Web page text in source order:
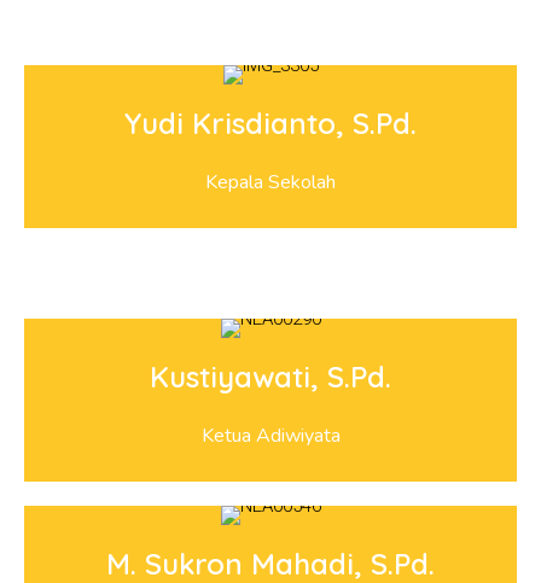
Yudi Krisdianto, S.Pd.
Kepala Sekolah
Kustiyawati, S.Pd.
Ketua Adiwiyata
M. Sukron Mahadi, S.Pd.